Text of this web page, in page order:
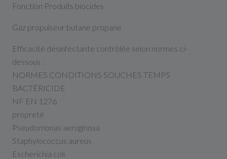
Fonction Produits biocides
Gaz propulseur butane propane
Efficacité désinfectante contrôlée selon normes ci-
dessous :
NORMES CONDITIONS SOUCHES TEMPS
BACTÉRICIDE
NF EN 1276
propreté
Pseudomonas aeruginosa
Staphylococcus aureus
Escherichia coli